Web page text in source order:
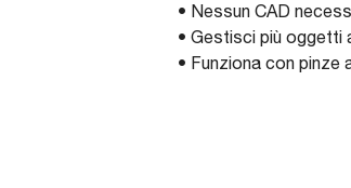
• Nessun CAD
• Gestisci più oggetti
• Funziona con pinze